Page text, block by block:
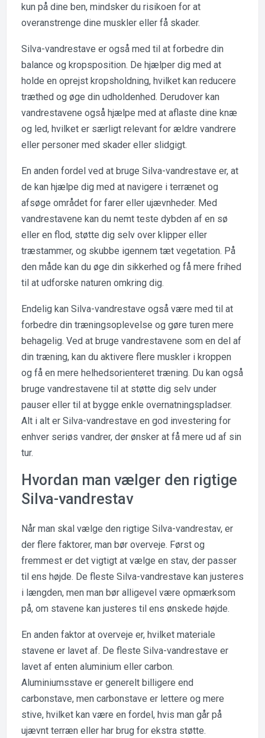
kun på dine ben, mindsker du risikoen for at
overanstrenge dine muskler eller få skader.
Silva-vandrestave er også med til at forbedre din
balance og kropsposition. De hjælper dig med at
holde en oprejst kropsholdning, hvilket kan reducere
træthed og øge din udholdenhed. Derudover kan
vandrestavene også hjælpe med at aflaste dine knæ
og led, hvilket er særligt relevant for ældre vandrere
eller personer med skader eller slidgigt.
En anden fordel ved at bruge Silva-vandrestave er, at
de kan hjælpe dig med at navigere i terrænet og
afsøge området for farer eller ujævnheder. Med
vandrestavene kan du nemt teste dybden af en sø
eller en flod, støtte dig selv over klipper eller
træstammer, og skubbe igennem tæt vegetation. På
den måde kan du øge din sikkerhed og få mere frihed
til at udforske naturen omkring dig.
Endelig kan Silva-vandrestave også være med til at
forbedre din træningsoplevelse og gøre turen mere
behagelig. Ved at bruge vandrestavene som en del af
din træning, kan du aktivere flere muskler i kroppen
og få en mere helhedsorienteret træning. Du kan også
bruge vandrestavene til at støtte dig selv under
pauser eller til at bygge enkle overnatningspladser.
Alt i alt er Silva-vandrestave en god investering for
enhver seriøs vandrer, der ønsker at få mere ud af sin
tur.
Hvordan man vælger den rigtige
Silva-vandrestav
Når man skal vælge den rigtige Silva-vandrestav, er
der flere faktorer, man bør overveje. Først og
fremmest er det vigtigt at vælge en stav, der passer
til ens højde. De fleste Silva-vandrestave kan justeres
i længden, men man bør alligevel være opmærksom
på, om stavene kan justeres til ens ønskede højde.
En anden faktor at overveje er, hvilket materiale
stavene er lavet af. De fleste Silva-vandrestave er
lavet af enten aluminium eller carbon.
Aluminiumsstave er generelt billigere end
carbonstave, men carbonstave er lettere og mere
stive, hvilket kan være en fordel, hvis man går på
ujævnt terræn eller har brug for ekstra støtte.